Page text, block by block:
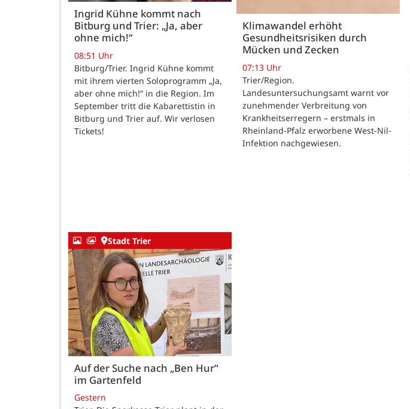
Ingrid Kühne kommt nach
Bitburg und Trier: „Ja, aber
ohne mich!“
08:51 Uhr
Bitburg/Trier. Ingrid Kühne kommt
mit ihrem vierten Soloprogramm „Ja,
aber ohne mich!“ in die Region. Im
September tritt die Kabarettistin in
Bitburg und Trier auf. Wir verlosen
Tickets!
Klimawandel erhöht
Gesundheitsrisiken durch
Mücken und Zecken
07:13 Uhr
Trier/Region.
Landesuntersuchungsamt warnt vor
zunehmender Verbreitung von
Krankheitserregern – erstmals in
Rheinland-Pfalz erworbene West-Nil-
Infektion nachgewiesen.
Stadt Trier
Auf der Suche nach „Ben Hur“
im Gartenfeld
Gestern